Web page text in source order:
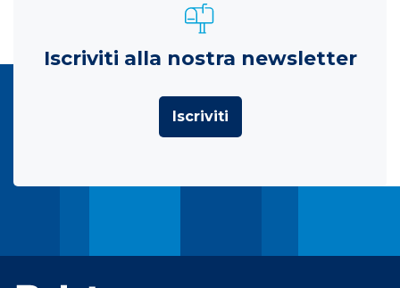
Iscriviti alla nostra newsletter
Iscriviti